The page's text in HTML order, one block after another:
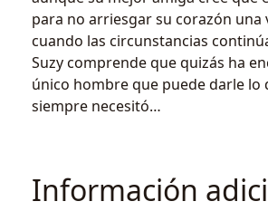
para no arriesgar su corazón una
cuando las circunstancias
Suzy comprende que quizás ha
único hombre que puede darle lo
siempre necesitó…
Información